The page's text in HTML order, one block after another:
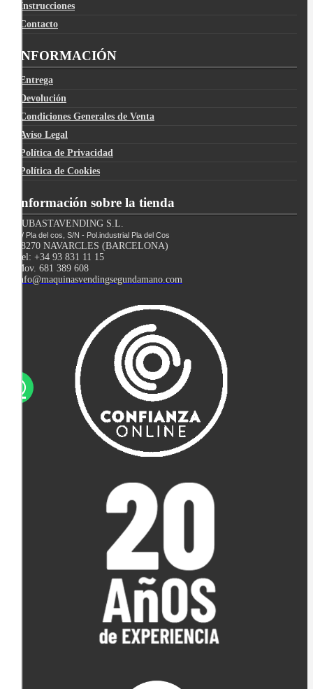
Instrucciones
Contacto
INFORMACIÓN
Entrega
Devolución
Condiciones Generales de Venta
Avíso Legal
Política de Privacidad
Política de Cookies
Información sobre la tienda
SUBASTAVENDING S.L.
C/ Pla del cos, S/N - Pol.industrial Pla del Cos
08270 NAVARCLES (BARCELONA)
Tel: +34 93 831 11 15
Mov. 681 389 608
info@maquinasvendingsegundamano.com